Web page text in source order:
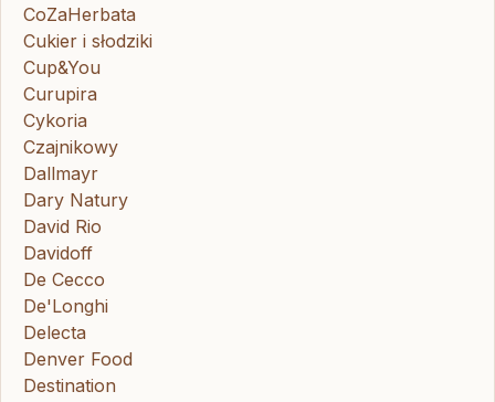
CoZaHerbata
Cukier i słodziki
Cup&You
Curupira
Cykoria
Czajnikowy
Dallmayr
Dary Natury
David Rio
Davidoff
De Cecco
De'Longhi
Delecta
Denver Food
Destination